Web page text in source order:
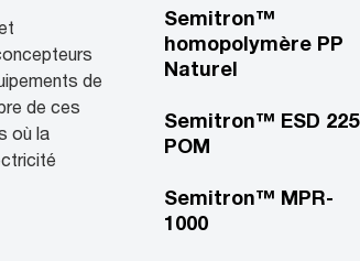
de
de ces
où la
Semitron™
homopolymère PP
Naturel
Semitron™ ESD 225
POM
Semitron™ MPR-
1000